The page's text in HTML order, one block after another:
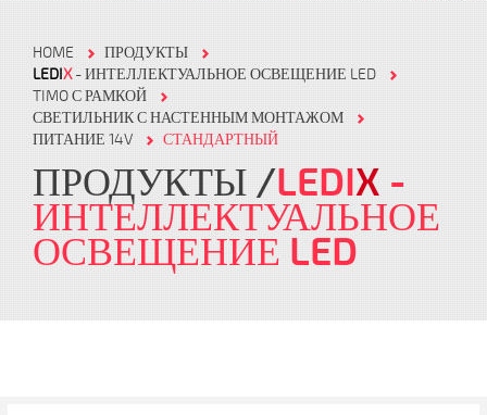
HOME
ПРОДУКТЫ
LEDIX- ИНТЕЛЛЕКТУАЛЬНОЕ ОСВЕЩЕНИЕ LED
TIMO С РАМКОЙ
СВЕТИЛЬНИК С НАСТЕННЫМ МОНТАЖОМ
ПИТАНИЕ 14V
СТАНДАРТНЫЙ
ПРОДУКТЫ LEDIX -
ИНТЕЛЛЕКТУАЛЬНОЕ
ОСВЕЩЕНИЕ LED